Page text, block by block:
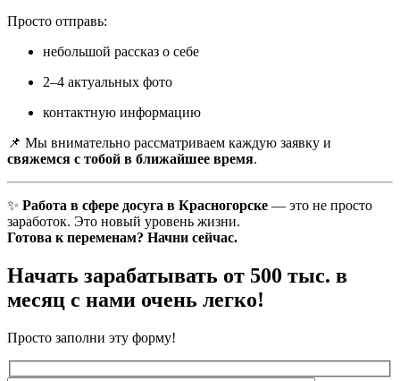
Просто отправь:
небольшой рассказ о себе
2–4 актуальных фото
контактную информацию
📌 Мы внимательно рассматриваем каждую заявку и
свяжемся с тобой в ближайшее время.
✨ Работа в сфере досуга в Красногорске — это не просто
заработок. Это новый уровень жизни.
Готова к переменам? Начни сейчас.
Начать зарабатывать от 500 тыс. в
месяц с нами очень легко!
Просто заполни эту форму!